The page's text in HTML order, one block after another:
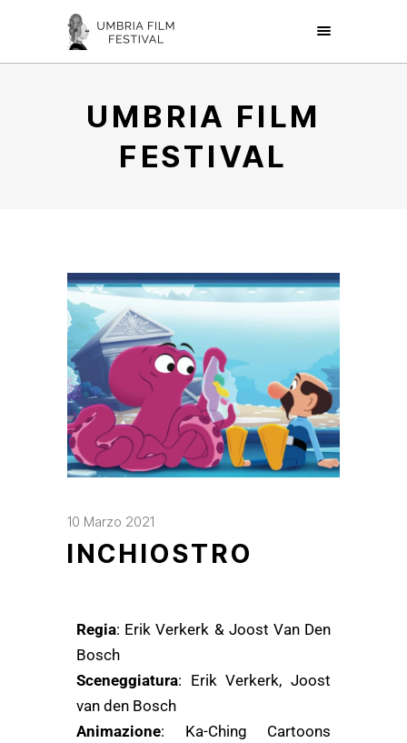
UMBRIA FILM
FESTIVAL
10 Marzo 2021
INCHIOSTRO
Regia: Erik Verkerk & Joost Van Den
Bosch
Sceneggiatura: Erik Verkerk, Joost
van den Bosch
Animazione: Ka-Ching Cartoons